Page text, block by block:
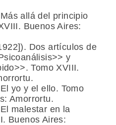
allá del principio
Buenos Aires:
Dos artículos de
y
Tomo XVIII.
yo y el ello. Tomo
Amorrortu.
malestar en la
Buenos Aires: